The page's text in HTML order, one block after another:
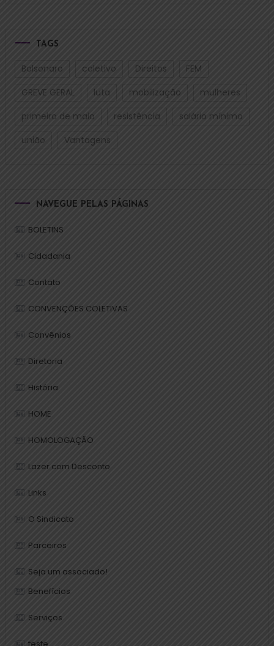
TAGS
Bolsonaro coletivo Direitos
FEM
GREVE GERAL
luta mobilização
mulheres
primeiro de maio
resistência
salário mínimo
união
Vantagens
NAVEGUE PELAS PÁGINAS
BOLETINS
Cidadania
Contato
CONVENÇÕES COLETIVAS
Convênios
Diretoria
História
HOME
HOMOLOGAÇÃO
Lazer com Desconto
Links
O Sindicato
Parceiros
Seja um associado!
Benefícios
Serviços